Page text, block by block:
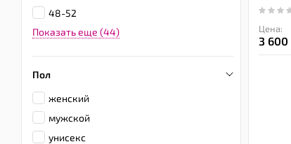
Цена:
3 600
48-52
Показать еще (44)
Пол
женский
мужской
унисекс